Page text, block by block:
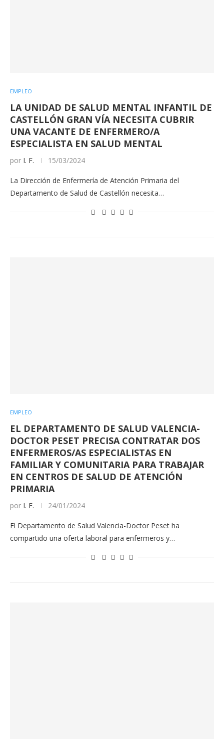
EMPLEO
LA UNIDAD DE SALUD MENTAL INFANTIL DE
CASTELLÓN GRAN VÍA NECESITA CUBRIR
UNA VACANTE DE ENFERMERO/A
ESPECIALISTA EN SALUD MENTAL
por I. F. 15/03/2024
La Dirección de Enfermería de Atención Primaria del
Departamento de Salud de Castellón necesita…
EMPLEO
EL DEPARTAMENTO DE SALUD VALENCIA-
DOCTOR PESET PRECISA CONTRATAR DOS
ENFERMEROS/AS ESPECIALISTAS EN
FAMILIAR Y COMUNITARIA PARA TRABAJAR
EN CENTROS DE SALUD DE ATENCIÓN
PRIMARIA
por I. F. 24/01/2024
El Departamento de Salud Valencia-Doctor Peset ha
compartido una oferta laboral para enfermeros y…